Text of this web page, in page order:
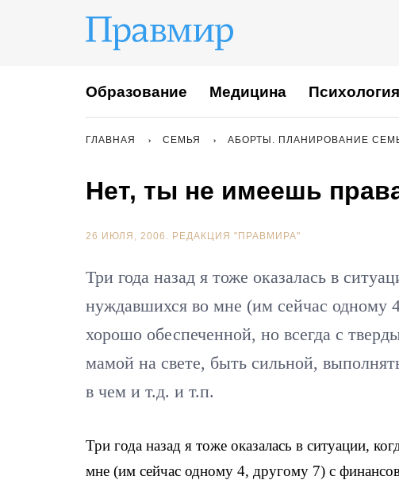
Образование Медицина Психология
ГЛАВНАЯ СЕМЬЯ АБОРТЫ. ПЛАНИРОВАНИЕ
Нет, ты не имеешь
26 ИЮЛЯ, 2006. РЕДАКЦИЯ "ПРАВМИРА"
Три года назад я тоже оказалась в
нуждавшихся во мне (им сейчас одному
хорошо обеспеченной, но всегда с
мамой на свете, быть сильной,
в чем и т.д. и т.п.
Три года назад я тоже оказалась в ситуации,
мне (им сейчас одному 4, другому 7) с